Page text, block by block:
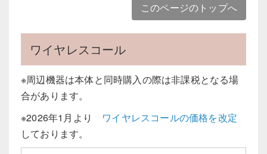
このページのトップへ
ワイヤレスコール
※周辺機器は本体と同時購入の際は非課税となる場
合があります。
※2026年1月より ワイヤレスコールの価格を改定
しております。